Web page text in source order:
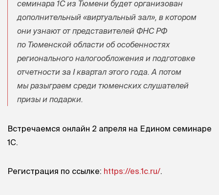
семинара 1С из Тюмени будет организован
дополнительный «виртуальный зал», в котором
они узнают от представителей ФНС РФ
по Тюменской области об особенностях
регионального налогообложения и подготовке
отчетности за I квартал этого года. А потом
мы разыграем среди тюменских слушателей
призы и подарки.
Встречаемся онлайн 2 апреля на Едином семинаре
1С.
Регистрация по ссылке: https://es.1c.ru/.